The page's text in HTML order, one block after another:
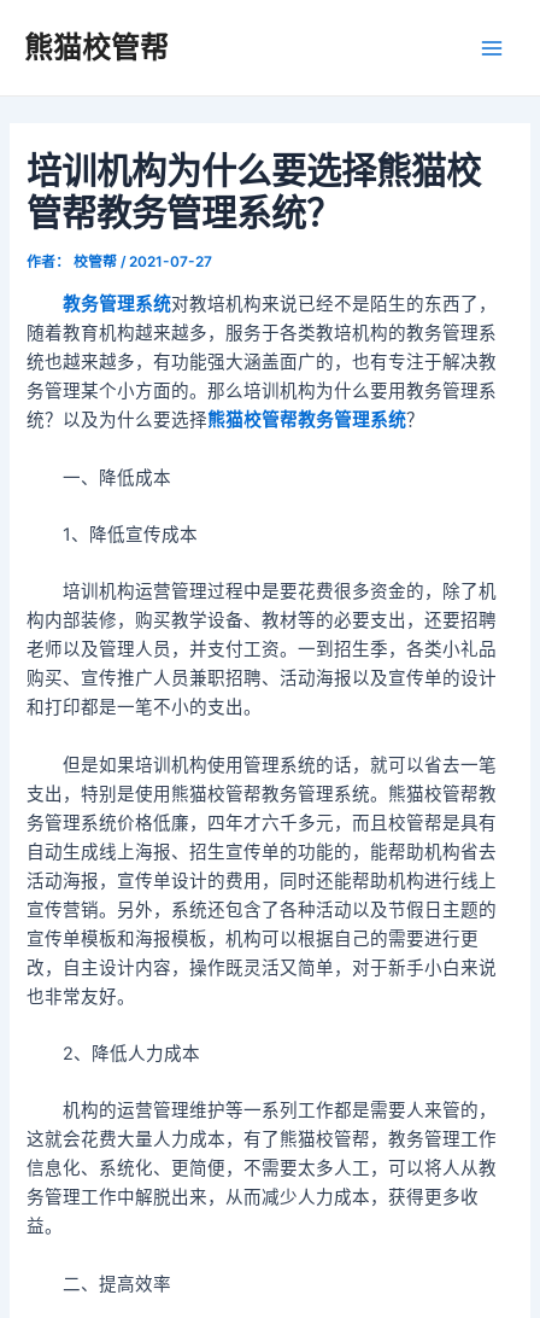
熊猫校管帮
培训机构为什么要选择熊猫校
管帮教务管理系统？
作者： 校管帮 /2021-07-27
教务管理系统对教培机构来说已经不是陌生的东西了，
随着教育机构越来越多，服务于各类教培机构的教务管理系
统也越来越多，有功能强大涵盖面广的，也有专注于解决教
务管理某个小方面的。那么培训机构为什么要用教务管理系
统？以及为什么要选择熊猫校管帮教务管理系统？
一、降低成本
1、降低宣传成本
培训机构运营管理过程中是要花费很多资金的，除了机
构内部装修，购买教学设备、教材等的必要支出，还要招聘
老师以及管理人员，并支付工资。一到招生季，各类小礼品
购买、宣传推广人员兼职招聘、活动海报以及宣传单的设计
和打印都是一笔不小的支出。
但是如果培训机构使用管理系统的话，就可以省去一笔
支出，特别是使用熊猫校管帮教务管理系统。熊猫校管帮教
务管理系统价格低廉，四年才六千多元，而且校管帮是具有
自动生成线上海报、招生宣传单的功能的，能帮助机构省去
活动海报，宣传单设计的费用，同时还能帮助机构进行线上
宣传营销。另外，系统还包含了各种活动以及节假日主题的
宣传单模板和海报模板，机构可以根据自己的需要进行更
改，自主设计内容，操作既灵活又简单，对于新手小白来说
也非常友好。
2、降低人力成本
机构的运营管理维护等一系列工作都是需要人来管的，
这就会花费大量人力成本，有了熊猫校管帮，教务管理工作
信息化、系统化、更简便，不需要太多人工，可以将人从教
务管理工作中解脱出来，从而减少人力成本，获得更多收
益。
二、提高效率
navigation